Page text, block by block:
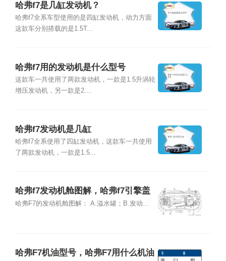
哈弗f7是几缸发动机？
哈弗f7全系车型使用的是四缸发动机，动力方面
这款车分别搭载的是1.5T...
哈弗f7用的发动机是什么型号
这款车一共使用了两款发动机，一款是1.5升涡轮
增压发动机，另一款是2....
哈弗f7发动机是几缸
哈弗f7全系使用了四缸发动机，这款车一共使用
了两款发动机，一款是1.5...
哈弗f7发动机舱图解，哈弗f7引擎盖
怎么打开
哈弗F7的发动机舱图解： A.溢水罐；B.发动...
哈弗F7机油型号，哈弗F7用什么机油